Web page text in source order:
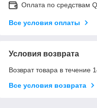
Оплата по средствам
Все условия оплаты
Условия возврата
Возврат товара в течение
Все условия возврата